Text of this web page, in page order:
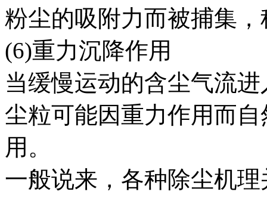
粉尘的吸附力而被捕集
(6)重力沉降作用
当缓慢运动的含尘气流
尘粒可能因重力作用而
用。
一般说来，各种除尘机